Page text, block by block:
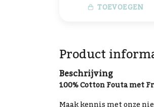
TOEVOEGEN
Product
Beschrijving
100% Cotton Fouta met